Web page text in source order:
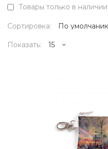
Товары только в наличии
Сортировка:
Показать:
..